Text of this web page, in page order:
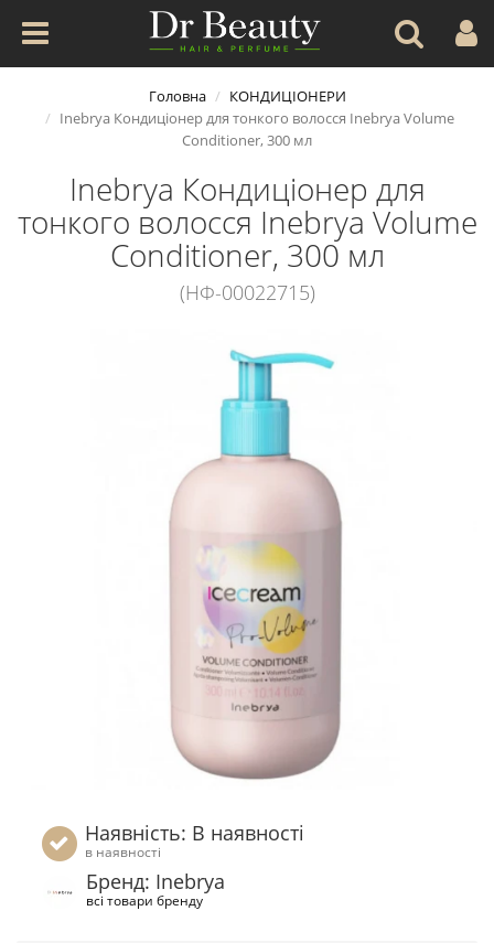
Головна
КОНДИЦІОНЕРИ
Inebrya Кондиціонер для тонкого волосся Inebrya Volume
Conditioner, 300 мл
Inebrya Кондиціонер для
тонкого волосся Inebrya Volume
Conditioner, 300 мл
(НФ-00022715)
Наявність: В наявності
в наявності
Бренд: Inebrya
всі товари бренду